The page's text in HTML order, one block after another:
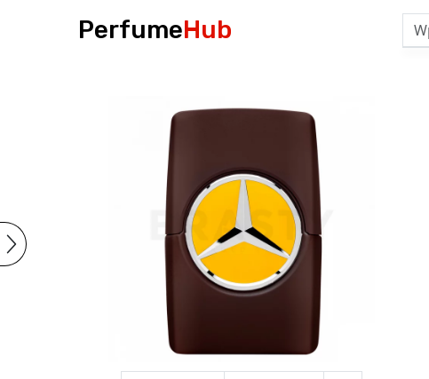
PerfumeHub